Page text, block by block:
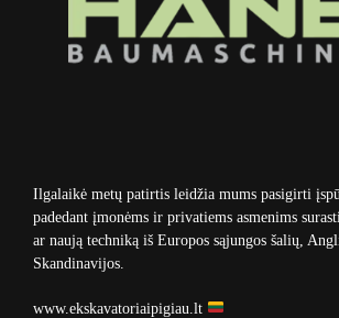
Ilgalaikė metų patirtis leidžia mums pasigirti
padedant įmonėms ir privatiems asmenims
ar naują techniką iš Europos sąjungos šalių,
Skandinavijos.
www.ekskavatoriaipigiau.lt